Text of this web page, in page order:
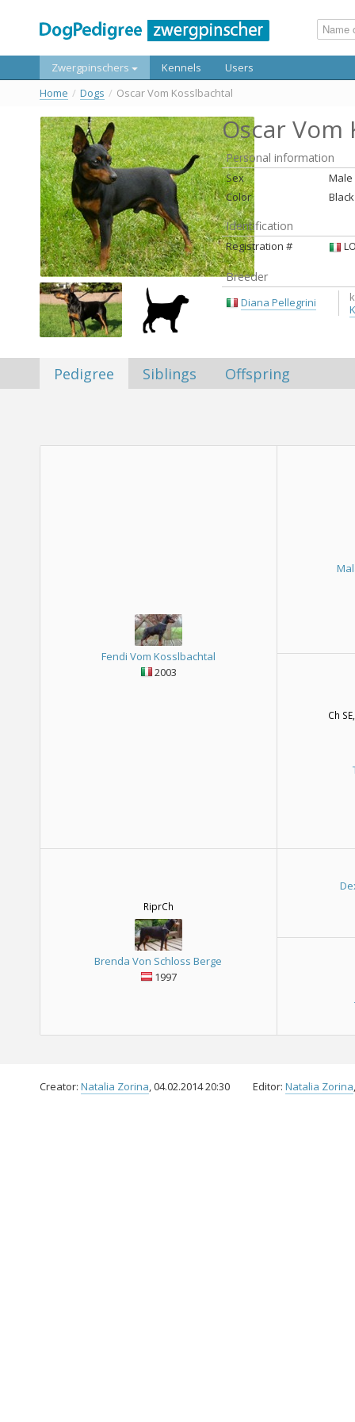
Zwergpinschers Kennels
Users
Home / Dogs / Oscar Vom Kosslbachtal
Oscar Vom
Personal information
Sex
Male
Color
Identification
Registration #
Breeder
Diana Pellegrini
Pedigree Siblings Offspring
Fendi Vom Kosslbachtal
2003
Ch
RiprCh
Brenda Von Schloss Berge
1997
Creator: Natalia Zorina , 04.02.2014 20:30 Editor: Natalia Zorina